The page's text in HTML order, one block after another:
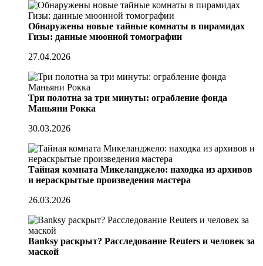
Обнаружены новые тайные комнаты в пирамидах
Гизы: данные мюонной томографии
27.04.2026
Три полотна за три минуты: ограбление фонда
Маньяни Рокка
30.03.2026
Тайная комната Микеланджело: находка из архивов
и нераскрытые произведения мастера
26.03.2026
Banksy раскрыт? Расследование Reuters и человек за
маской